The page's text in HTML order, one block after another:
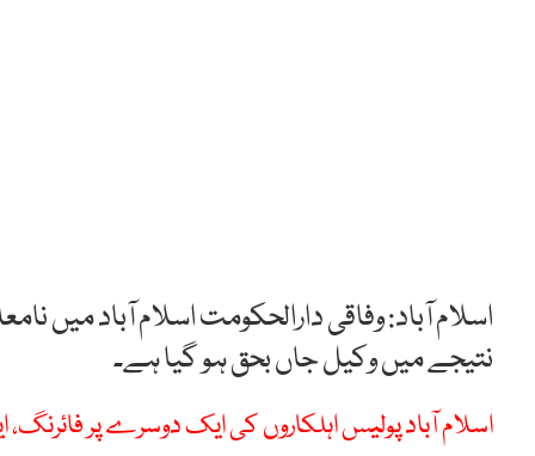
اسلام آباد: وفاقی دارالحکومت اسلام آباد
نتیجے میں وکیل جاں بحق ہو گیا ہے۔
اسلام آباد پولیس اہلکاروں کی ایک دوسرے پر